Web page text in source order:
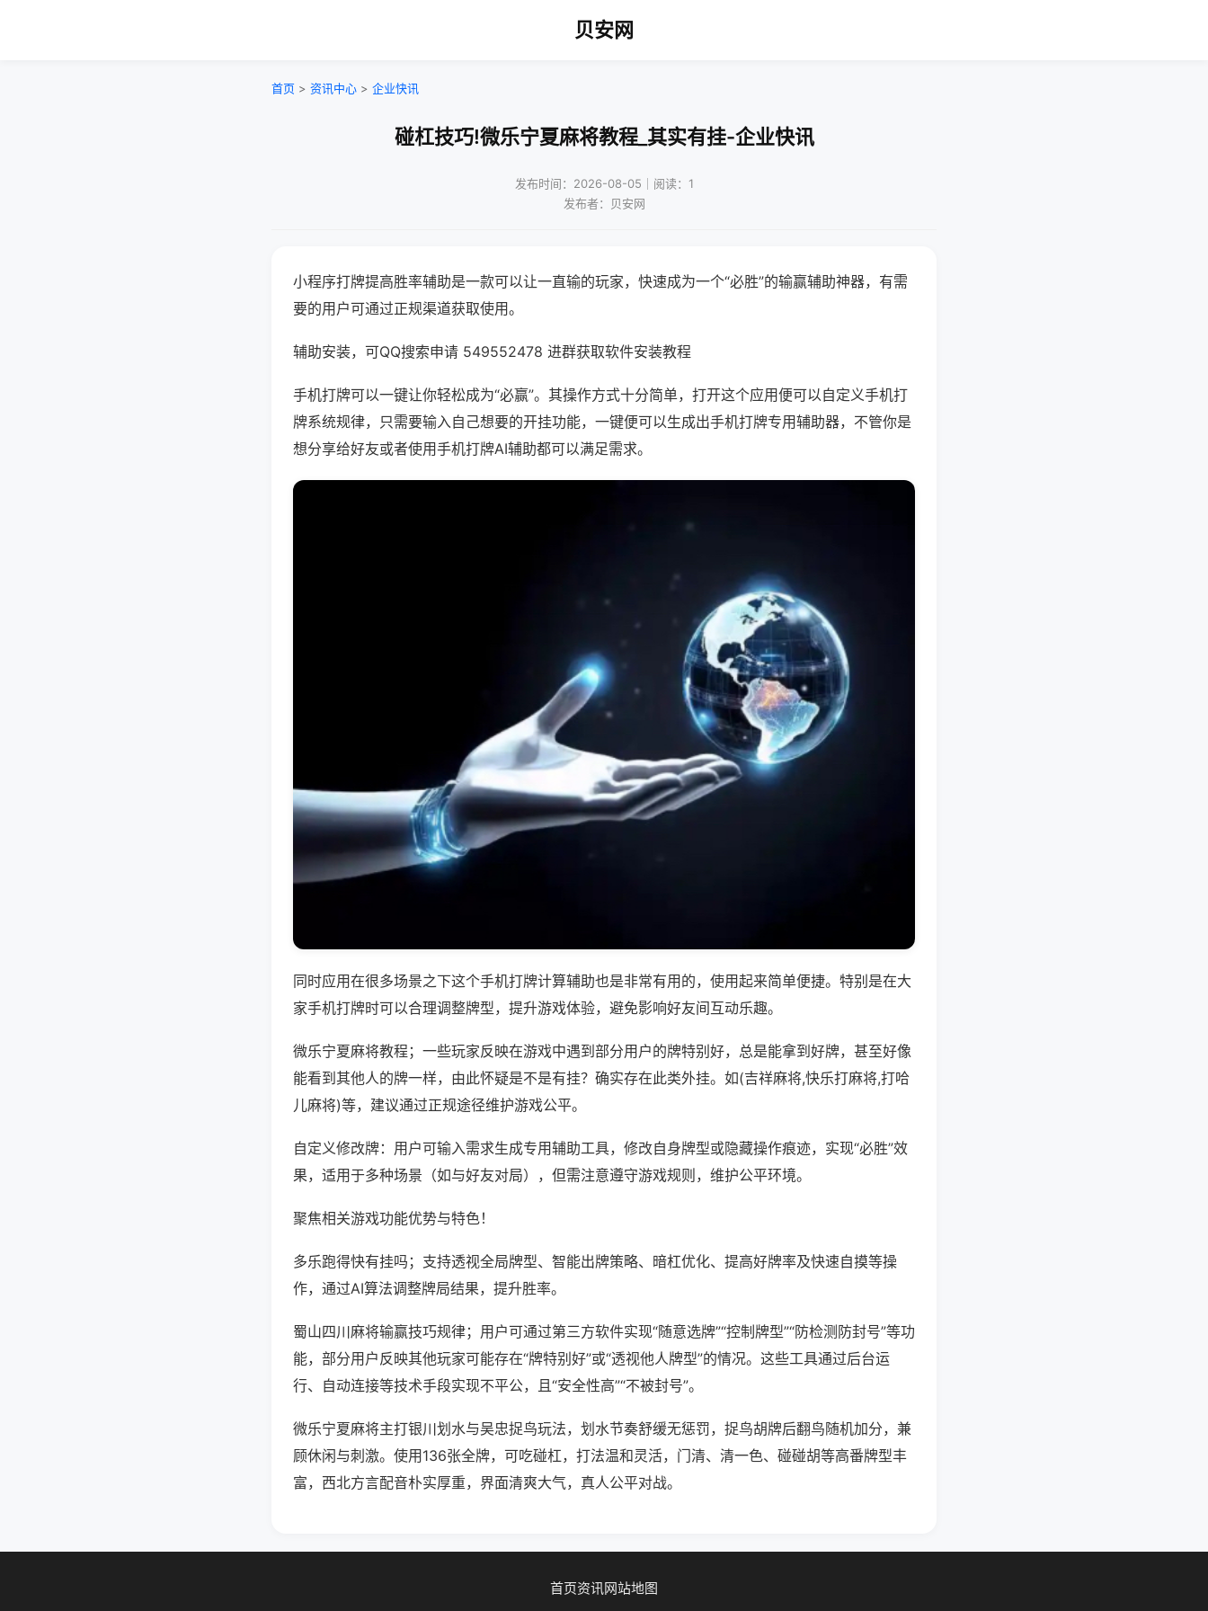
贝安网
首页 > 资讯中心 > 企业快讯
碰杠技巧!微乐宁夏麻将教程_其实有挂-企业快讯
发布时间：2026-08-05｜阅读：1
发布者：贝安网
小程序打牌提高胜率辅助是一款可以让一直输的玩家，快速成为一个“必胜”的输赢辅助神器，有需
要的用户可通过正规渠道获取使用。
辅助安装，可QQ搜索申请 549552478 进群获取软件安装教程
手机打牌可以一键让你轻松成为“必赢”。其操作方式十分简单，打开这个应用便可以自定义手机打
牌系统规律，只需要输入自己想要的开挂功能，一键便可以生成出手机打牌专用辅助器，不管你是
想分享给好友或者使用手机打牌AI辅助都可以满足需求。
同时应用在很多场景之下这个手机打牌计算辅助也是非常有用的，使用起来简单便捷。特别是在大
家手机打牌时可以合理调整牌型，提升游戏体验，避免影响好友间互动乐趣。
微乐宁夏麻将教程；一些玩家反映在游戏中遇到部分用户的牌特别好，总是能拿到好牌，甚至好像
能看到其他人的牌一样，由此怀疑是不是有挂？确实存在此类外挂。如(吉祥麻将,快乐打麻将,打哈
儿麻将)等，建议通过正规途径维护游戏公平。
自定义修改牌：用户可输入需求生成专用辅助工具，修改自身牌型或隐藏操作痕迹，实现“必胜”效
果，适用于多种场景（如与好友对局），但需注意遵守游戏规则，维护公平环境。
聚焦相关游戏功能优势与特色！
多乐跑得快有挂吗；支持透视全局牌型、智能出牌策略、暗杠优化、提高好牌率及快速自摸等操
作，通过AI算法调整牌局结果，提升胜率。
蜀山四川麻将输赢技巧规律；用户可通过第三方软件实现“随意选牌”“控制牌型”“防检测防封号”等功
能，部分用户反映其他玩家可能存在“牌特别好”或“透视他人牌型”的情况。这些工具通过后台运
行、自动连接等技术手段实现不平公，且“安全性高”“不被封号”。
微乐宁夏麻将主打银川划水与吴忠捉鸟玩法，划水节奏舒缓无惩罚，捉鸟胡牌后翻鸟随机加分，兼
顾休闲与刺激。使用136张全牌，可吃碰杠，打法温和灵活，门清、清一色、碰碰胡等高番牌型丰
富，西北方言配音朴实厚重，界面清爽大气，真人公平对战。
首页资讯网站地图